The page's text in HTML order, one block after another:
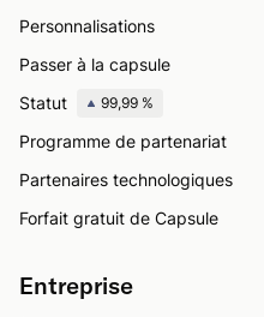
Personnalisations
Passer à la capsule
Statut
99,99 %
Programme de partenariat
Partenaires technologiques
Forfait gratuit de Capsule
Entreprise